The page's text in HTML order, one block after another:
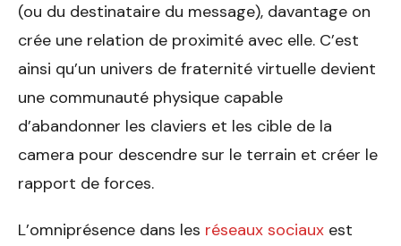
(ou du destinataire du message), davantage on
crée une relation de proximité avec elle. C’est
ainsi qu’un univers de fraternité virtuelle devient
une communauté physique capable
d’abandonner les claviers et les cible de la
camera pour descendre sur le terrain et créer le
rapport de forces.
L’omniprésence dans les réseaux sociaux est